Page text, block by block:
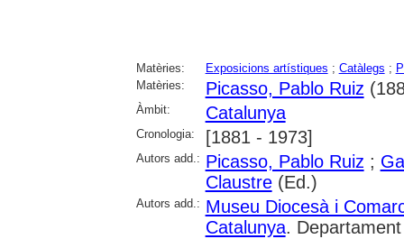
Matèries: Exposicions artístiques ; Catàlegs ;
Matèries:
Picasso, Pablo Ruiz
Àmbit: Catalunya
Cronologia: [1881 - 1973]
Autors add.: Picasso, Pablo Ruiz ;
Claustre(Ed.)
Autors add.: Museu Diocesà i
Catalunya.